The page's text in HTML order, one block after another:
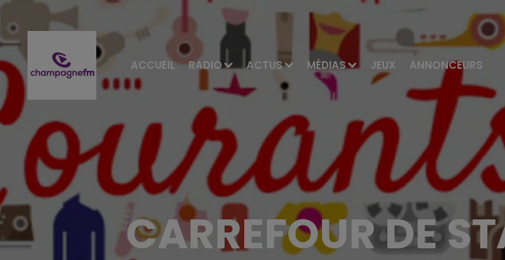
ACCUEIL RADIO ACTUS MÉDIAS JEUX ANNONCEURS
CARREFOUR DE